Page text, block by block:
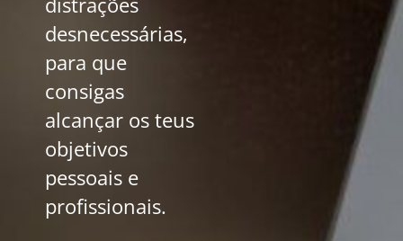
desnecessárias,
para que
consigas
alcançar os teus
objetivos
pessoais e
profissionais.